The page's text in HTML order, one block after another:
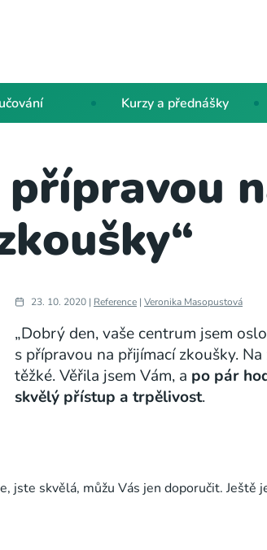
Kurzy a přednášky
23. 10. 2020 | Reference | Veronika Masopustová
„Dobrý den, vaše centrum jsem
s přípravou na přijímací zkoušky.
těžké. Věřila jsem Vám, a po pár
skvělý přístup a trpělivost.
jste skvělá, můžu Vás jen doporučit. Ještě